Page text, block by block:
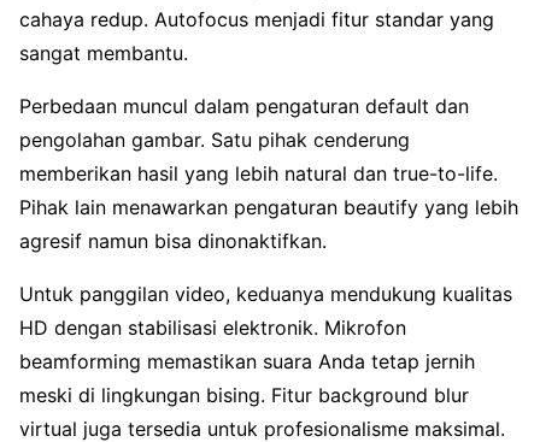
cahaya redup. Autofocus menjadi fitur standar yang
sangat membantu.
Perbedaan muncul dalam pengaturan default dan
pengolahan gambar. Satu pihak cenderung
memberikan hasil yang lebih natural dan true-to-life.
Pihak lain menawarkan pengaturan beautify yang lebih
agresif namun bisa dinonaktifkan.
Untuk panggilan video, keduanya mendukung kualitas
HD dengan stabilisasi elektronik. Mikrofon
beamforming memastikan suara Anda tetap jernih
meski di lingkungan bising. Fitur background blur
virtual juga tersedia untuk profesionalisme maksimal.